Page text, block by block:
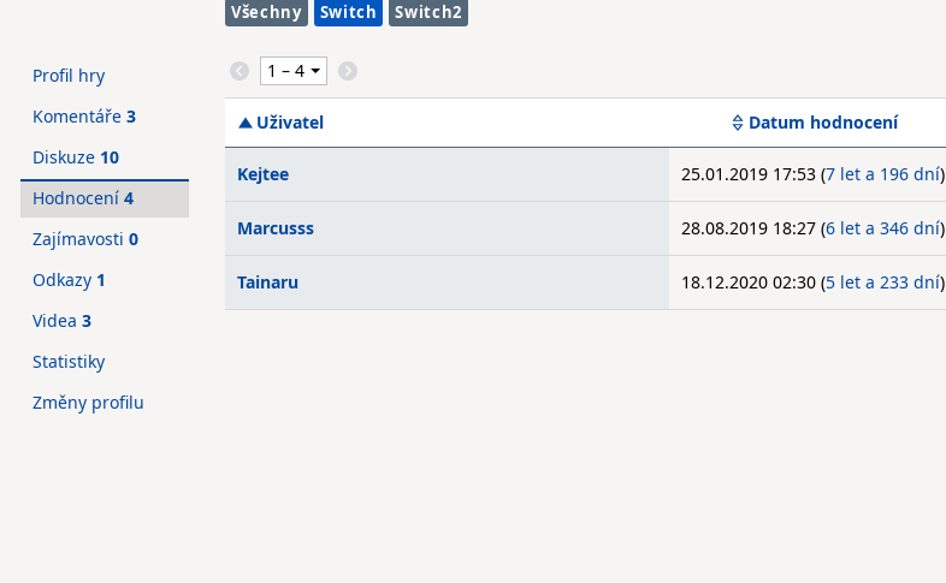
Všechny Switch Switch2
Uživatel Datum hodnocení
Kejtee 25.01.2019 17:53 (7 let a 196 dní)
Marcusss 28.08.2019 18:27 (6 let a 346 dní)
Tainaru 18.12.2020 02:30 (5 let a 233 dní)
Profil hry
Komentáře 3
Diskuze 10
Hodnocení 4
Zajímavosti 0
Odkazy 1
Videa 3
Statistiky
Změny profilu